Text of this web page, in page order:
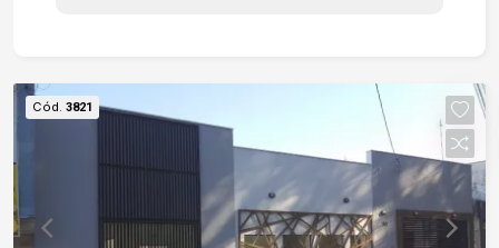
Cód. 3821